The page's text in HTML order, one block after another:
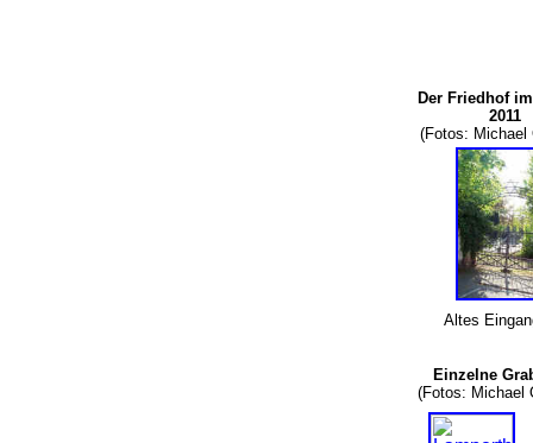
Der Friedhof
2011
(Fotos: Michael
Altes
Einzelne
(Fotos: Michael